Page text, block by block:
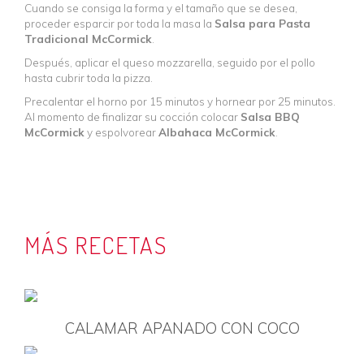
Cuando se consiga la forma y el tamaño que se desea,
proceder esparcir por toda la masa la Salsa para Pasta
Tradicional McCormick
Después, aplicar el queso mozzarella, seguido por el pollo
hasta cubrir toda la pizza.
Precalentar el horno por 15 minutos y hornear por 25 minutos.
Al momento de finalizar su cocción colocar Salsa BBQ
McCormick y espolvorearAlbahaca McCormick
MÁS RECETAS
CALAMAR APANADO CON COCO